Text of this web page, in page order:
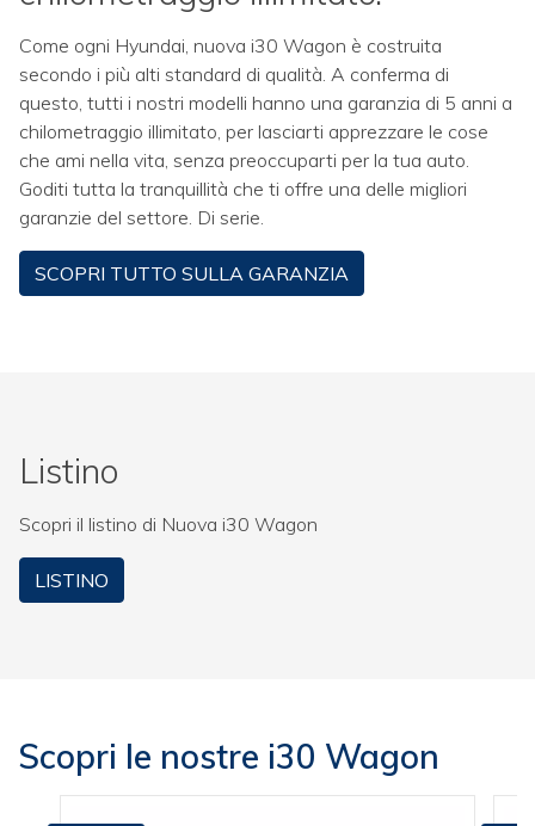
Come ogni Hyundai, nuova i30 Wagon è costruita
secondo i più alti standard di qualità. A conferma di
questo, tutti i nostri modelli hanno una garanzia di 5 anni a
chilometraggio illimitato, per lasciarti apprezzare le cose
che ami nella vita, senza preoccuparti per la tua auto.
Goditi tutta la tranquillità che ti offre una delle migliori
garanzie del settore. Di serie.
SCOPRI TUTTO SULLA GARANZIA
Listino
Scopri il listino di Nuova i30 Wagon
LISTINO
Scopri le nostre i30 Wagon